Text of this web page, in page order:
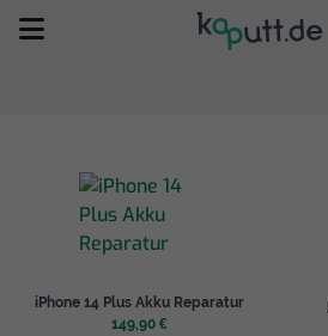
Selbst reparieren
iPhone 14 Plus Akku Reparatur
149,90 €